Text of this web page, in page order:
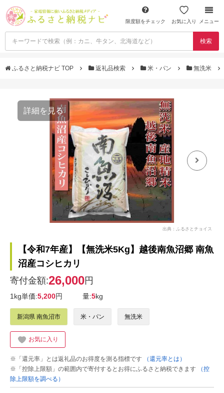
限度額をチェック お気に入り メニュー
検索
ふるさと納税ナビ TOP 返礼品検索 米・パン 無洗米
詳細を見る
出典：ふるさとチョイス
【令和7年産】【無洗米5Kg】越後南魚沼郷 南魚
沼産コシヒカリ
寄付金額:26,000円
1kg単価:5,200円 量:5kg
新潟県 南魚沼市 米・パン 無洗米
お気に入り
※「還元率」とは返礼品のお得度を測る指標です
（還元率とは）
※「控除上限額」の範囲内で寄付するとお得にふるさと納税できます
（控
除上限額を調べる）